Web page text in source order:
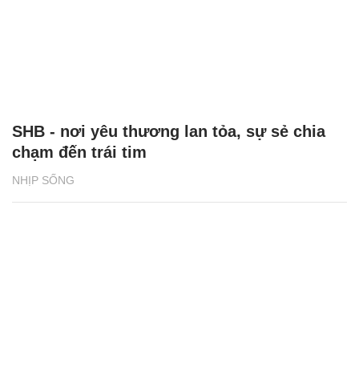
NHỊP SỐNG
SHB - nơi yêu thương lan tỏa, sự sẻ chia
chạm đến trái tim